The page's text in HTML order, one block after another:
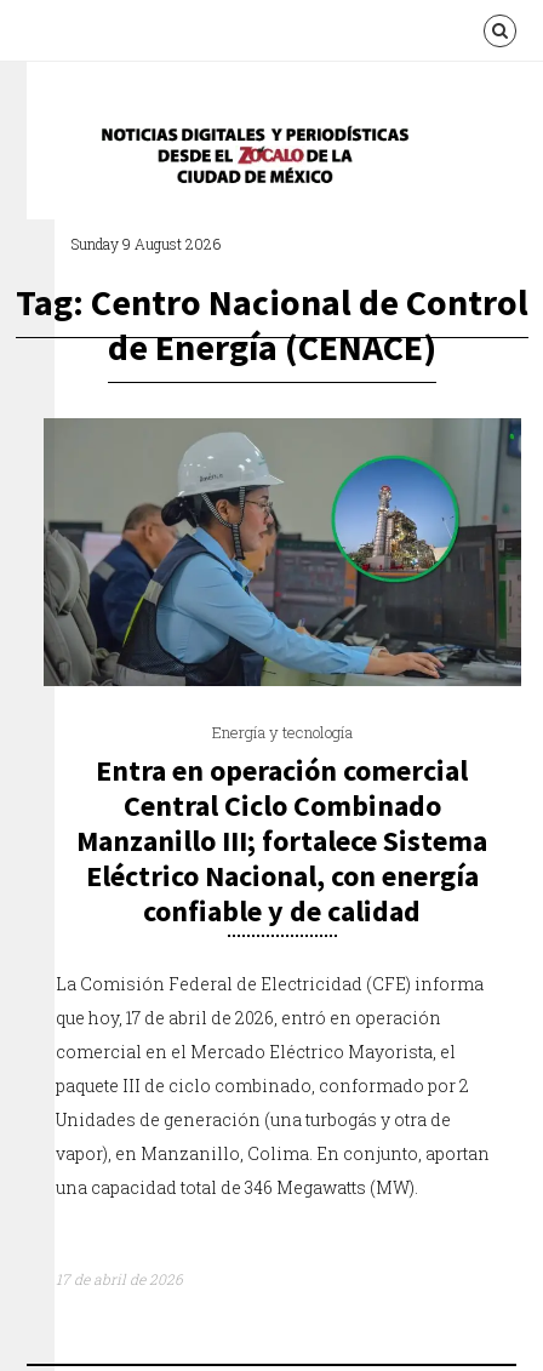
Sunday 9 August 2026
Tag: Centro Nacional de Control
de Energía (CENACE)
Energía y tecnología
Entra en operación comercial
Central Ciclo Combinado
Manzanillo III; fortalece Sistema
Eléctrico Nacional, con energía
confiable y de calidad
La Comisión Federal de Electricidad (CFE) informa
que hoy, 17 de abril de 2026, entró en operación
comercial en el Mercado Eléctrico Mayorista, el
paquete III de ciclo combinado, conformado por 2
Unidades de generación (una turbogás y otra de
vapor), en Manzanillo, Colima. En conjunto, aportan
una capacidad total de 346 Megawatts (MW).
17 de abril de 2026